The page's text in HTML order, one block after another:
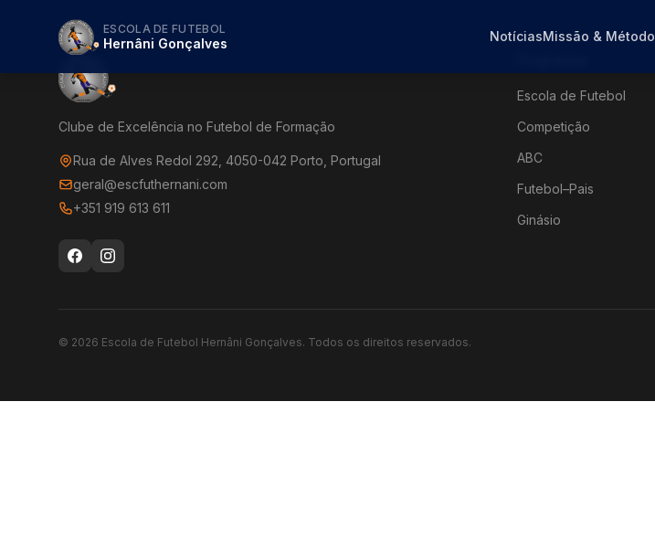
ESCOLA DE FUTEBOL
Hernâni Gonçalves NotíciasMissão & Método
Clube de Excelência no Futebol de Formação
Rua de Alves Redol 292, 4050-042 Porto, Portugal
geral@escfuthernani.com
+351 919 613 611
Escola de Futebol
Competição
ABC
Futebol–Pais
Ginásio
© 2026 Escola de Futebol Hernâni Gonçalves. Todos os direitos reservados.